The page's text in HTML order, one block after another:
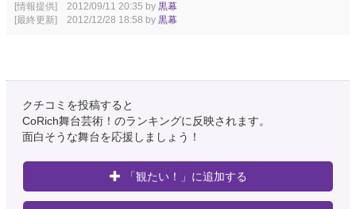
[情報提供] 2012/09/11 20:35 by 黒幕
[最終更新] 2012/12/28 18:58 by 黒幕
クチコミを投稿すると
CoRich舞台芸術！のランキングに反映されます。
面白そうな舞台を応援しましょう！
「観たい！」に追加する